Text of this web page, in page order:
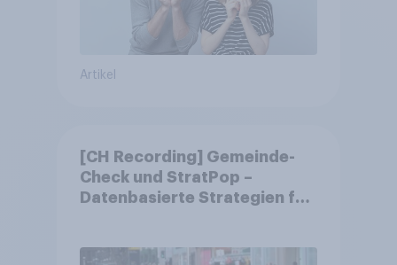
Artikel
[CH Recording] Gemeinde-
Check und StratPop –
Datenbasierte Strategien für